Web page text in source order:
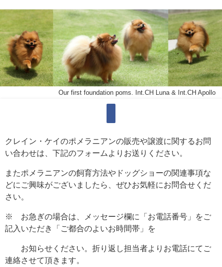
Our first foundation poms. Int.CH Luna & Int.CH Apollo
クレイン・ケイのポメラニアンの販売や譲渡に関するお問
い合わせは、下記のフォームよりお送りください。
またポメラニアンの飼育方法やドッグショーの関連事項な
どにご興味がございましたら、ぜひお気軽にお問合せくだ
さい。
※ お急ぎの場合は、メッセージ欄に「お電話番号」をご
記入いただき「ご都合のよいお時間帯」を
お知らせください。折り返し担当者よりお電話にてご
連絡させて頂きます。